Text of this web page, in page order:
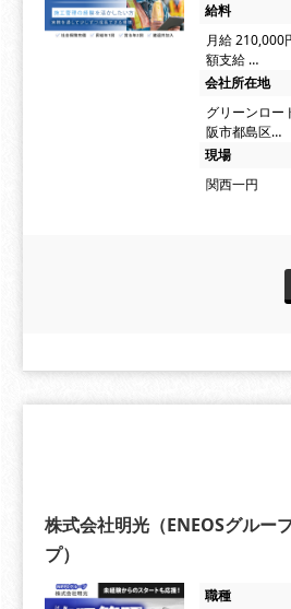
給料
月給 210,000
額支給 …
会社所在地
グリーンロー
阪市都島区…
現場
関西一円
株式会社明光（ENEOSグルー
プ）
職種